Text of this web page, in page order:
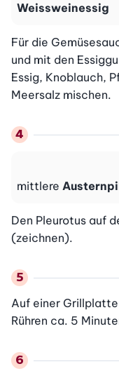
Weissweinessig
Für die
und mit den
Essig, Knoblauch,
Meersalz mischen.
mittlere
Den Pleurotus auf
(zeichnen).
Auf einer
Rühren ca. 5